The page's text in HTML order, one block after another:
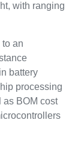
with ranging
an
battery
processing
as BOM cost